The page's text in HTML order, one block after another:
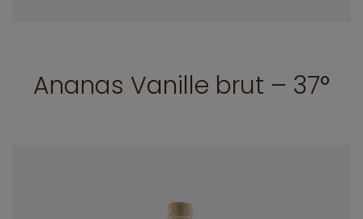
Ananas Vanille brut – 37°